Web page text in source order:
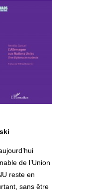
de l’Union
reste en
sans être